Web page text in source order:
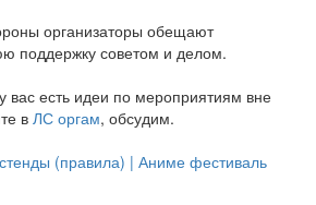
организаторы обещают
поддержку советом и делом.
вас есть идеи по мероприятиям вне
в ЛС оргам, обсудим.
(правила) | Аниме фестиваль